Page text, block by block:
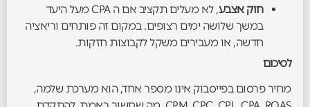
חוק אצבע
, לא מעלים תקציב אם ה CPA מעל היעד
במשך שלושה ימים רצופים. במקום זה פותחים וריאציה
חדשה, או מעבירים משקל לקבוצות חזקות.
לסיכום
מחיר פרסום בפייסבוק אינו מספר אחד, הוא מערכת שלמה,